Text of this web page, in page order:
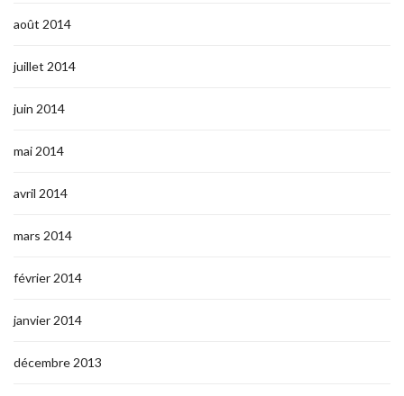
août 2014
juillet 2014
juin 2014
mai 2014
avril 2014
mars 2014
février 2014
janvier 2014
décembre 2013